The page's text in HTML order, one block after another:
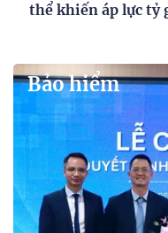
thể khiến áp lực tỷ
Bảo hiểm